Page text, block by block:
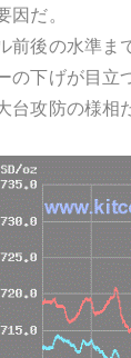
因だ。
前後の水準
の下げが目
台攻防の様相